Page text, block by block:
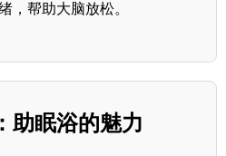
，帮助大脑放松。
助眠浴的魅力